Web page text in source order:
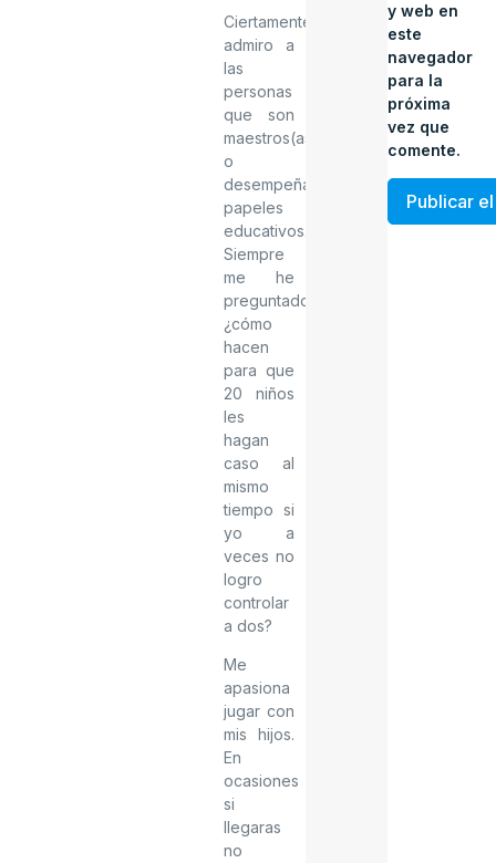
Ciertamente
admiro a
las
personas
que son
maestros(as)
o
desempeñan
papeles
educativos.
Siempre
me he
preguntado,
¿cómo
hacen
para que
20 niños
les
hagan
caso al
mismo
tiempo si
yo a
veces no
logro
controlar
a dos?
Me
apasiona
jugar con
mis hijos.
En
ocasiones
si
llegaras
no
y web en
este
navegador
para la
próxima
vez que
comente.